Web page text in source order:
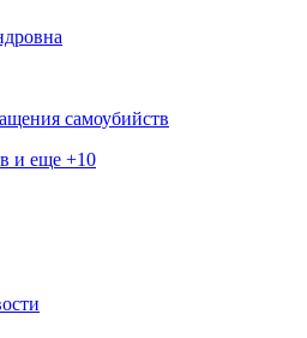
самоубийств
и еще +10